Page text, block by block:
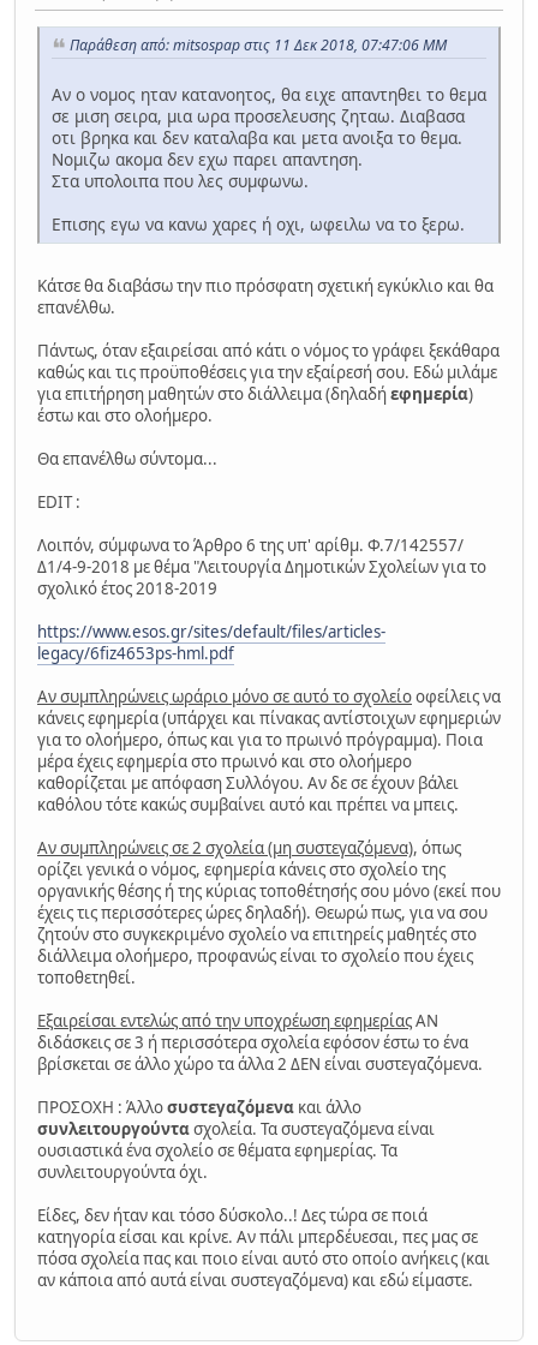
Παράθεση από: mitsospap στις 11 Δεκ 2018, 07:47:06 ΜΜ
Αν ο νομος ηταν κατανοητος, θα ειχε απαντηθει το θεμα
σε μιση σειρα, μια ωρα προσελευσης ζηταω. Διαβασα
οτι βρηκα και δεν καταλαβα και μετα ανοιξα το θεμα.
Νομιζω ακομα δεν εχω παρει απαντηση.
Στα υπολοιπα που λες συμφωνω.
Επισης εγω να κανω χαρες ή οχι, ωφειλω να το ξερω.
Κάτσε θα διαβάσω την πιο πρόσφατη σχετική εγκύκλιο και θα
επανέλθω.
Πάντως, όταν εξαιρείσαι από κάτι ο νόμος το γράφει ξεκάθαρα
καθώς και τις προϋποθέσεις για την εξαίρεσή σου. Εδώ μιλάμε
για επιτήρηση μαθητών στο διάλλειμα (δηλαδήεφημερία)
έστω και στο ολοήμερο.
Θα επανέλθω σύντομα...
EDIT :
Λοιπόν, σύμφωνα το Άρθρο 6 της υπ' αρίθμ. Φ.7/142557/
Δ1/4-9-2018 με θέμα "Λειτουργία Δημοτικών Σχολείων για το
σχολικό έτος 2018-2019
https://www.esos.gr/sites/default/files/articles-
legacy/6fiz4653ps-hml.pdf
Αν συμπληρώνεις ωράριο μόνο σε αυτό το σχολείοοφείλεις να
κάνεις εφημερία (υπάρχει και πίνακας αντίστοιχων εφημεριών
για το ολοήμερο, όπως και για το πρωινό πρόγραμμα). Ποια
μέρα έχεις εφημερία στο πρωινό και στο ολοήμερο
καθορίζεται με απόφαση Συλλόγου. Αν δε σε έχουν βάλει
καθόλου τότε κακώς συμβαίνει αυτό και πρέπει να μπεις.
Αν συμπληρώνεις σε 2 σχολεία (μη συστεγαζόμενα), όπως
ορίζει γενικά ο νόμος, εφημερία κάνεις στο σχολείο της
οργανικής θέσης ή της κύριας τοποθέτησής σου μόνο (εκεί που
έχεις τις περισσότερες ώρες δηλαδή). Θεωρώ πως, για να σου
ζητούν στο συγκεκριμένο σχολείο να επιτηρείς μαθητές στο
διάλλειμα ολοήμερο, προφανώς είναι το σχολείο που έχεις
τοποθετηθεί.
Εξαιρείσαι εντελώς από την υποχρέωση εφημερίαςΑΝ
διδάσκεις σε 3 ή περισσότερα σχολεία εφόσον έστω το ένα
βρίσκεται σε άλλο χώρο τα άλλα 2 ΔΕΝ είναι συστεγαζόμενα.
ΠΡΟΣΟΧΗ : Άλλοσυστεγαζόμενα και άλλο
συνλειτουργούντασχολεία. Τα συστεγαζόμενα είναι
ουσιαστικά ένα σχολείο σε θέματα εφημερίας. Τα
συνλειτουργούντα όχι.
Είδες, δεν ήταν και τόσο δύσκολο..! Δες τώρα σε ποιά
κατηγορία είσαι και κρίνε. Αν πάλι μπερδέυεσαι, πες μας σε
πόσα σχολεία πας και ποιο είναι αυτό στο οποίο ανήκεις (και
αν κάποια από αυτά είναι συστεγαζόμενα) και εδώ είμαστε.